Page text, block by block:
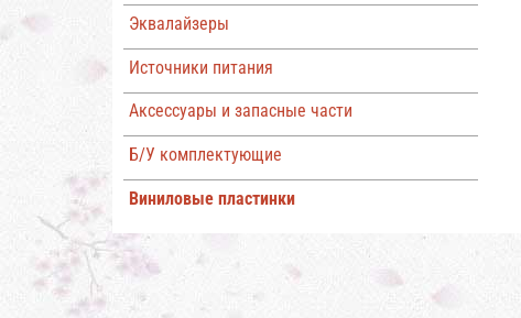
Эквалайзеры
Источники питания
Аксессуары и запасные части
Б/У комплектующие
Виниловые пластинки